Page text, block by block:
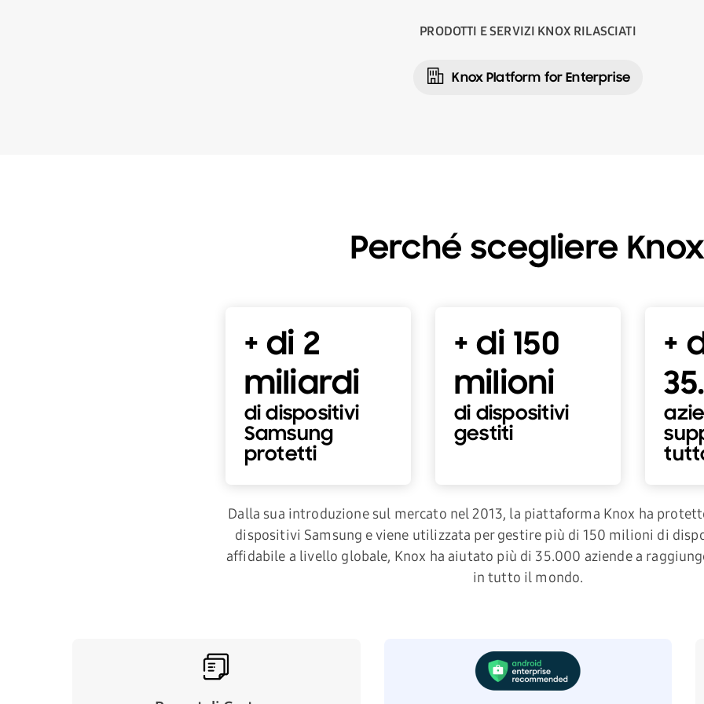
PRODOTTI E SERVIZI KNOX RILASCIATI
Knox Platform for Enterprise
Perché scegliere
+ di 2
miliardi
di dispositivi
Samsung
protetti
+ di 150
milioni
di dispositivi
gestiti
+
Dalla sua introduzione sul mercato nel 2013, la piattaforma Knox ha
dispositivi Samsung e viene utilizzata per gestire più di 150 milioni di
affidabile a livello globale, Knox ha aiutato più di 35.000 aziende a
in tutto il mondo.